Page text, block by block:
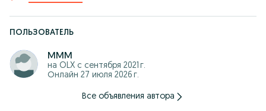
ПОЛЬЗОВАТЕЛЬ
ммм
на OLX с сентября 2021 г.
Онлайн 27 июля 2026 г.
Все объявления автора